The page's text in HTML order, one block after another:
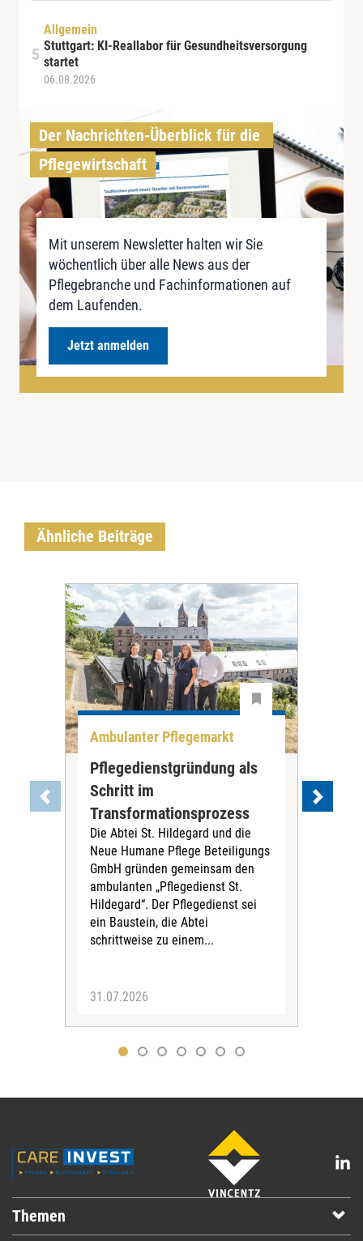
Allgemein
Stuttgart: KI-Reallabor für Gesundheitsversorgung
startet
06.08.2026
Der Nachrichten-Überblick für die
Pflegewirtschaft
Mit unserem Newsletter halten wir Sie
wöchentlich über alle News aus der
Pflegebranche und Fachinformationen auf
dem Laufenden.
Jetzt anmelden
Ähnliche Beiträge
Ambulanter Pflegemarkt
Pflegedienstgründung als
Schritt im
Transformationsprozess
Die Abtei St. Hildegard und die
Neue Humane Pflege Beteiligungs
GmbH gründen gemeinsam den
ambulanten „Pflegedienst St.
Hildegard“. Der Pflegedienst sei
ein Baustein, die Abtei
schrittweise zu einem...
31.07.2026
Themen